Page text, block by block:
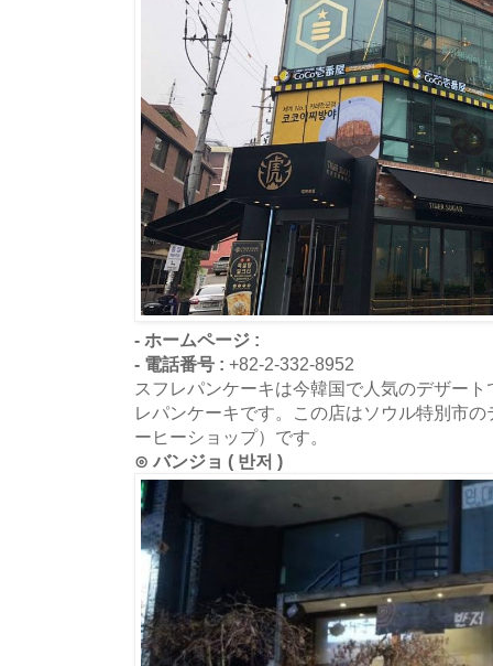
- ホームページ :
- 電話番号 : +82-2-332-8952
スフレパンケーキは今韓国で人気のデザー
レパンケーキです。この店はソウル特別市
ーヒーショップ）です。
⊙ バンジョ ( 반저 )